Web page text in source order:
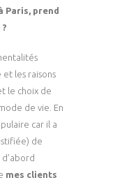
Paris, prend
et les raisons
le choix de
de vie. En
car il a
de
d’abord
mes clients